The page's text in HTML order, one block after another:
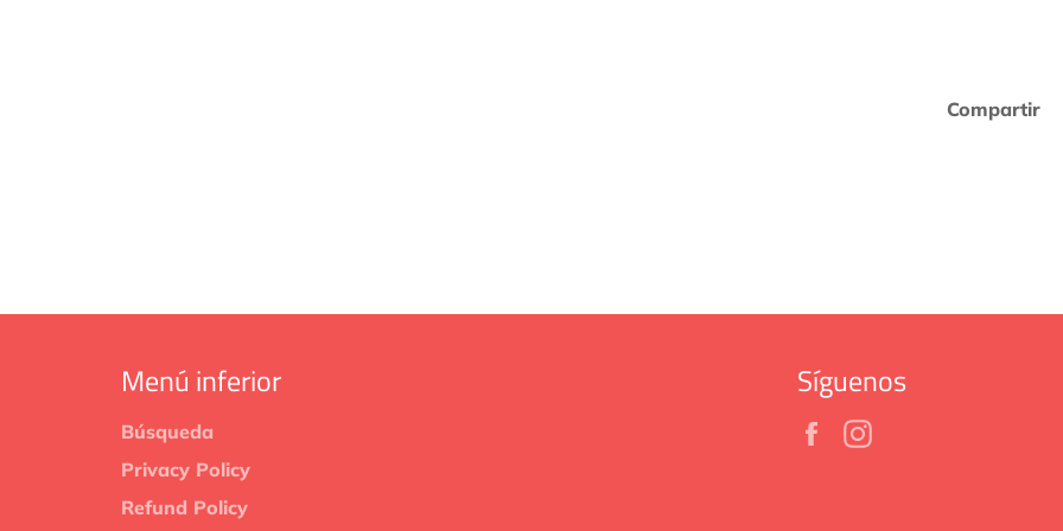
Compartir
Menú inferior
Búsqueda
Privacy Policy
Refund Policy
Síguenos
Facebook